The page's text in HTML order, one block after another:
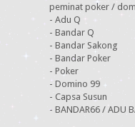
peminat poker /
- Adu Q
- Bandar Q
- Bandar Sakong
- Bandar Poker
- Poker
- Domino 99
- Capsa Susun
- BANDAR66 / ADU